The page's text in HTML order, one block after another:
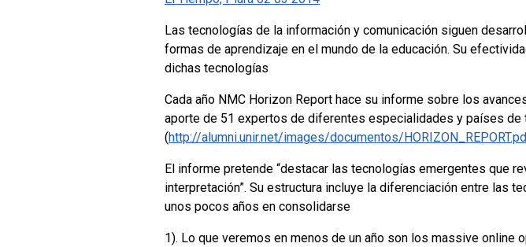
Las tecnologías de la información y comunicación siguen
formas de aprendizaje en el mundo de la educación. Su
dichas tecnologías
Cada año NMC Horizon Report hace su informe sobre los
aporte de 51 expertos de diferentes especialidades y países de
(http://alumni.unir.net/images/documentos/
El informe pretende “destacar las tecnologías emergentes que
interpretación”. Su estructura incluye la diferenciación entre las
unos pocos años en consolidarse
1). Lo que veremos en menos de un año son los massive online